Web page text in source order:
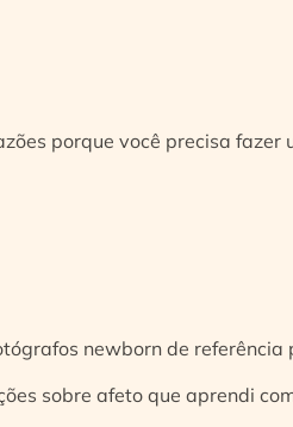
porque você precisa fazer
newborn de referência
sobre afeto que aprendi